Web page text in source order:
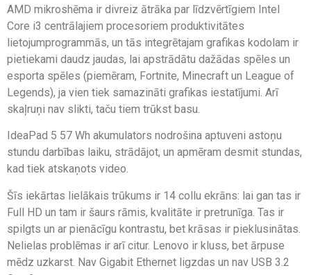
AMD mikroshēma ir divreiz ātrāka par līdzvērtīgiem Intel
Core i3 centrālajiem procesoriem produktivitātes
lietojumprogrammās, un tās integrētajam grafikas kodolam ir
pietiekami daudz jaudas, lai apstrādātu dažādas spēles un
esporta spēles (piemēram, Fortnite, Minecraft un League of
Legends), ja vien tiek samazināti grafikas iestatījumi. Arī
skaļruņi nav slikti, taču tiem trūkst basu.
IdeaPad 5 57 Wh akumulators nodrošina aptuveni astoņu
stundu darbības laiku, strādājot, un apmēram desmit stundas,
kad tiek atskaņots video.
Šīs iekārtas lielākais trūkums ir 14 collu ekrāns: lai gan tas ir
Full HD un tam ir šaurs rāmis, kvalitāte ir pretrunīga. Tas ir
spilgts un ar pienācīgu kontrastu, bet krāsas ir pieklusinātas.
Nelielas problēmas ir arī citur. Lenovo ir kluss, bet ārpuse
mēdz uzkarst. Nav Gigabit Ethernet ligzdas un nav USB 3.2